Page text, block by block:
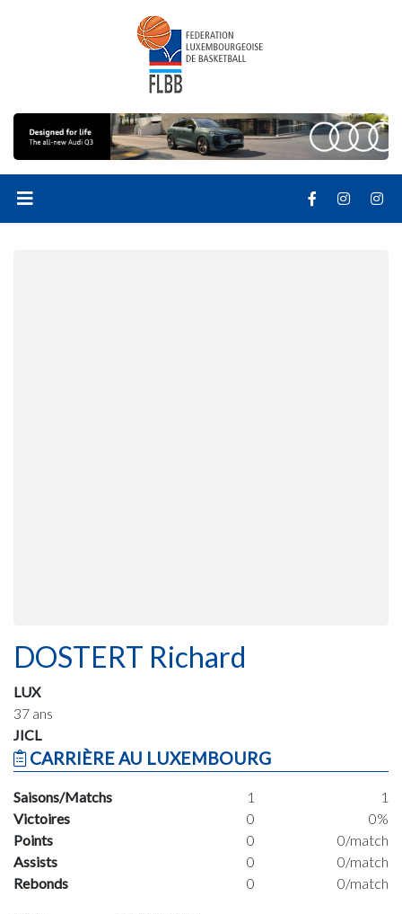
DOSTERT Richard
LUX
37 ans
JICL
CARRIÈRE AU LUXEMBOURG
Saisons/Matchs 1
1
Victoires
0
0%
Points
0
0/match
Assists
0
0/match
Rebonds
0 0/match